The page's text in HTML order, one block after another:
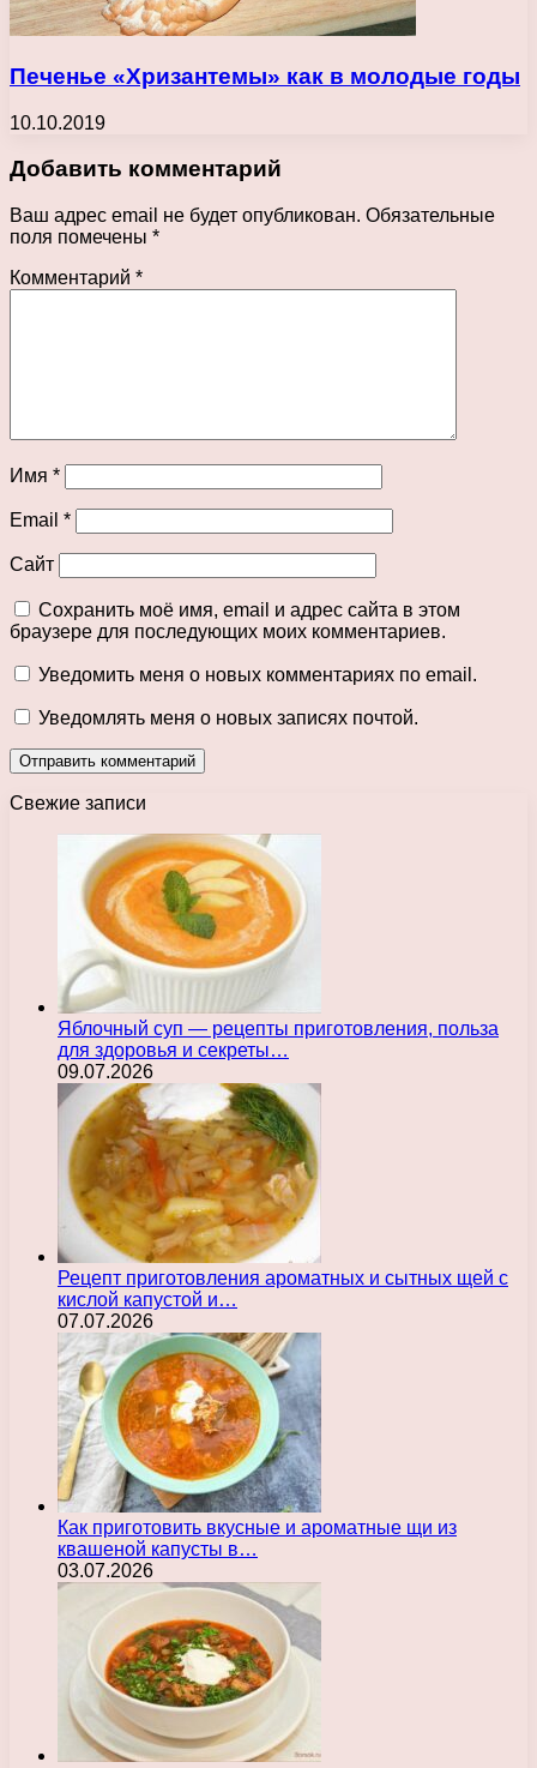
Печенье «Хризантемы» как в молодые годы
10.10.2019
Добавить комментарий
Ваш адрес email не будет опубликован. Обязательные
поля помечены *
Комментарий *
Имя *
Email *
Сайт
Сохранить моё имя, email и адрес сайта в этом
браузере для последующих моих комментариев.
Уведомить меня о новых комментариях по email.
Уведомлять меня о новых записях почтой.
Свежие записи
Яблочный суп — рецепты приготовления, польза
для здоровья и секреты…
09.07.2026
Рецепт приготовления ароматных и сытных щей с
кислой капустой и…
07.07.2026
Как приготовить вкусные и ароматные щи из
квашеной капусты в…
03.07.2026